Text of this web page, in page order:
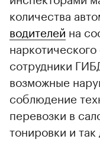
количества
водителей на
сотрудники
возможные
соблюдение
перевозки в
тонировки и так